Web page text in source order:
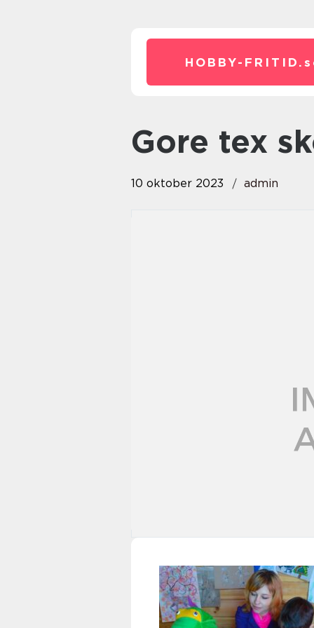
HOBBY-FRITID.
gore tex
10 oktober 2023 admin